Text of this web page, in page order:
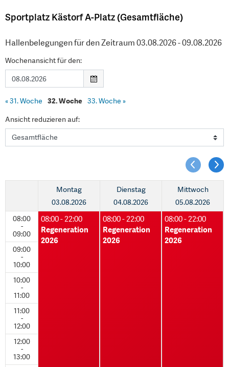
Sportplatz Kästorf A-Platz (Gesamtfläche)
Hallenbelegungen für den Zeitraum 03.08.2026 - 09.08.2026
Wochenansicht für den:
«31. Woche 32. Woche 33. Woche »
Ansicht reduzieren auf:
08:00
-
09:00
09:00
-
10:00
10:00
-
11:00
11:00
-
12:00
12:00
-
13:00
Montag
03.08.2026
08:00 - 22:00
Regeneration
2026
Dienstag
04.08.2026
08:00 - 22:00
Regeneration
2026
Mittwoch
05.08.2026
08:00 - 22:00
Regeneration
2026